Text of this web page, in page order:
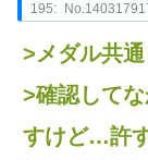
195:
>メダル共通
>確認して
すけど…許